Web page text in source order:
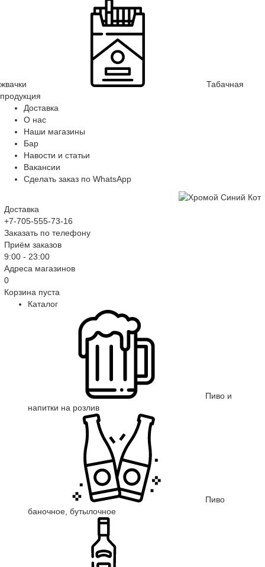
жвачки
Табачная
продукция
Доставка
О нас
Наши магазины
Бар
Навости и статьи
Вакансии
Сделать заказ по WhatsApp
Доставка
+7-705-555-73-16
Заказать по телефону
Приём заказов
9:00 - 23:00
Адреса магазинов
0
Корзина пуста
Каталог
Пиво и
напитки на розлив
Пиво
баночное, бутылочное